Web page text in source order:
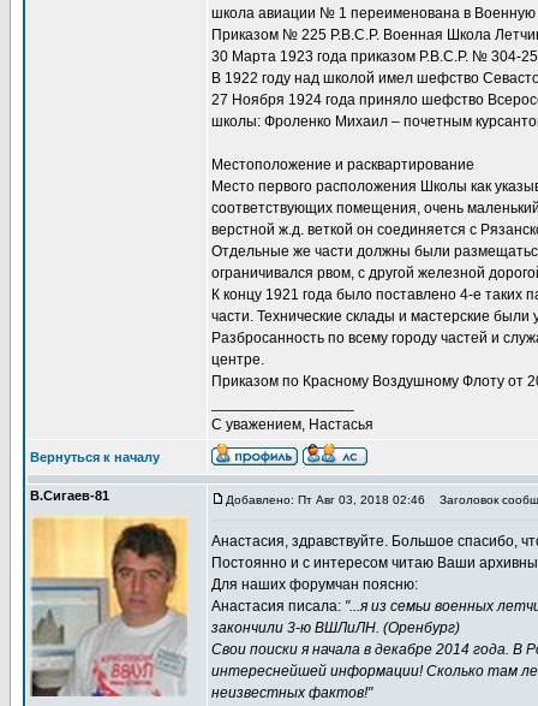
школа авиации № 1 переименована в Военную
Приказом № 225 Р.В.С.Р. Военная Школа
30 Марта 1923 года приказом Р.В.С.Р. № 304-
В 1922 году над школой имел шефство
27 Ноября 1924 года приняло шефство
школы: Фроленко Михаил – почетным
Местоположение и расквартирование
Место первого расположения Школы как
соответствующих помещения, очень
верстной ж.д. веткой он соединяется с
Отдельные же части должны были
ограничивался рвом, с другой железной
К концу 1921 года было поставлено 4-е таких
части. Технические склады и мастерские
Разбросанность по всему городу частей и
центре.
Приказом по Красному Воздушному Флоту от
С уважением, Настасья
Вернуться к началу
В.Сигаев-81 Добавлено: Пт Авг 03, 2018 02:46 Заголовок
Анастасия, здравствуйте. Большое спасибо,
Постоянно и с интересом читаю Ваши
Для наших форумчан поясню:
Анастасия писала: "...я из семьи военных
закончили 3-ю ВШЛиЛН. (Оренбург)
Свои поиски я начала в декабре 2014 года.
интереснейшей информации! Сколько там
неизвестных фактов!"